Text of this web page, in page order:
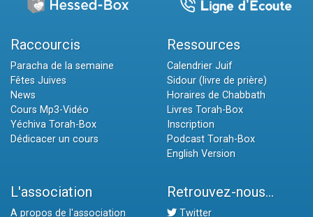
Raccourcis
Paracha de la semaine
Fêtes Juives
News
Cours Mp3-Vidéo
Yéchiva Torah-Box
Dédicacer un cours
Ressources
Calendrier Juif
Sidour (livre de prière)
Horaires de Chabbath
Livres Torah-Box
Inscription
Podcast Torah-Box
English Version
L'association
A propos de l'association
Retrouvez-nous...
Twitter